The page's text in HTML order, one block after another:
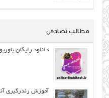
مطالب تصادفی
دانلود رایگان
آموزش رندرگیری